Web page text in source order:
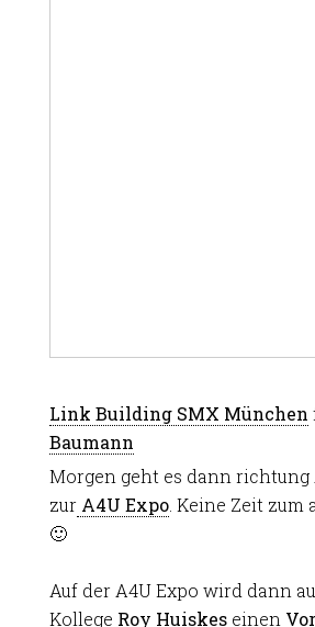
Link Building SMX München
Baumann
Morgen geht es dann richtung
zurA4U Expo. Keine Zeit zum
🙂
Auf der A4U Expo wird dann
Kollege Roy Huiskeseinen